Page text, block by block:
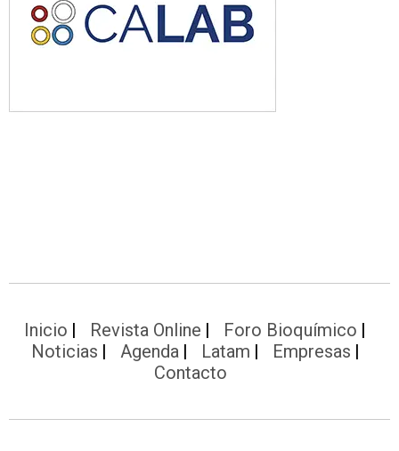
Inicio Revista Online
Foro Bioquímico
Noticias
Agenda Latam
Empresas
Contacto